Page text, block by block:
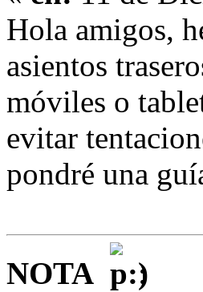
Hola amigos,
asientos
móviles o
evitar
pondré una
NOTA
: